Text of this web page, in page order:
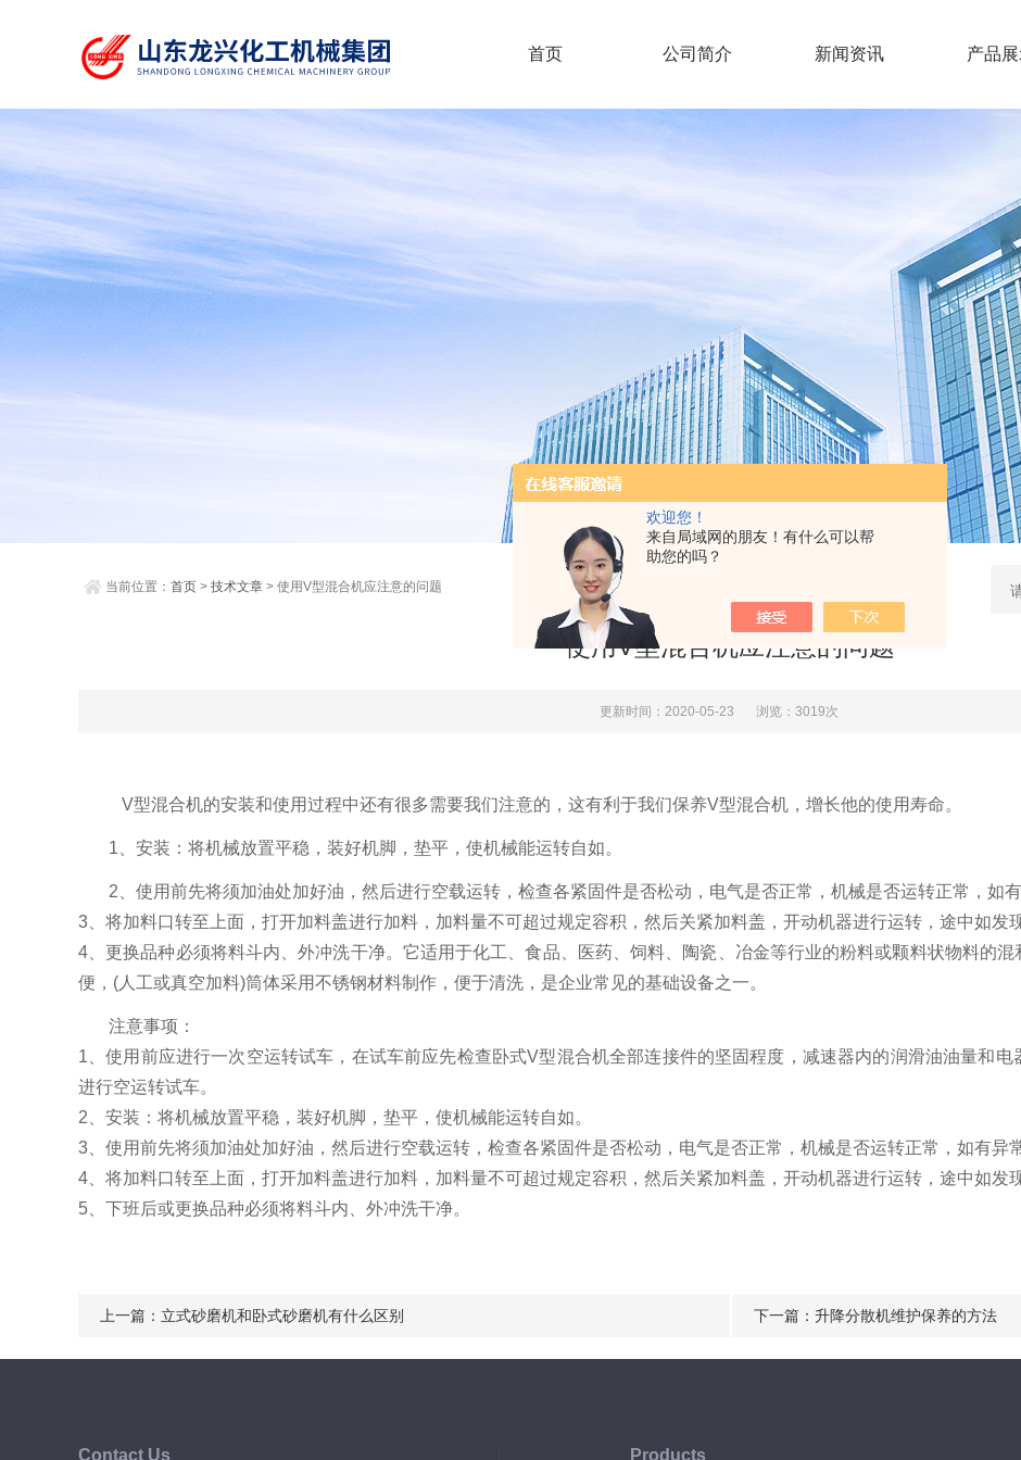
欢迎您！
来自局域网的朋友！有什么可以帮
助您的吗？
首页 公司简介 新闻资讯 产品
当前位置： 首页 > 技术文章 > 使用V型混合机应注意的问题
使用V型混合机应注意的问题
更新时间：2020-05-23 浏览：3019次
V型混合机的安装和使用过程中还有很多需要我们注意的，这有利于我们保养V型混合机，增长他的使用寿命。
1、安装：将机械放置平稳，装好机脚，垫平，使机械能运转自如。
2、使用前先将须加油处加好油，然后进行空载运转，检查各紧固件是否松动，电气是否正常，机械是否运转正常，如
3、将加料口转至上面，打开加料盖进行加料，加料量不可超过规定容积，然后关紧加料盖，开动机器进行运转，途中如发
4、更换品种必须将料斗内、外冲洗干净。它适用于化工、食品、医药、饲料、陶瓷、冶金等行业的粉料或颗料状物料的
便，(人工或真空加料)筒体采用不锈钢材料制作，便于清洗，是企业常见的基础设备之一。
注意事项：
1、使用前应进行一次空运转试车，在试车前应先检查卧式V型混合机全部连接件的坚固程度，减速器内的润滑油油量和电
进行空运转试车。
2、安装：将机械放置平稳，装好机脚，垫平，使机械能运转自如。
3、使用前先将须加油处加好油，然后进行空载运转，检查各紧固件是否松动，电气是否正常，机械是否运转正常，如有异
4、将加料口转至上面，打开加料盖进行加料，加料量不可超过规定容积，然后关紧加料盖，开动机器进行运转，途中如发
5、下班后或更换品种必须将料斗内、外冲洗干净。
上一篇： 立式砂磨机和卧式砂磨机有什么区别 下一篇： 升降分散机维护保养的方法
Contact Us Products